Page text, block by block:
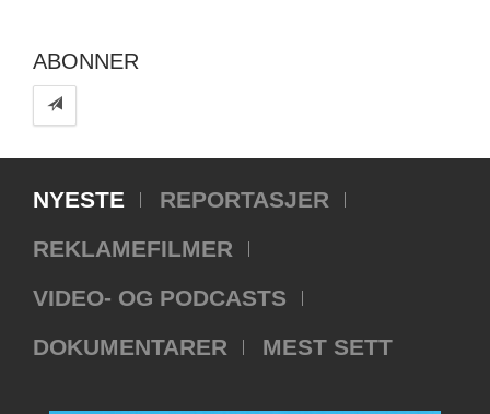
ABONNER
NYESTE
REPORTASJER
REKLAMEFILMER
VIDEO- OG PODCASTS
DOKUMENTARER
MEST SETT